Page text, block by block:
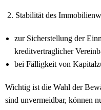
2. Stabilität des
zur Sicherstellung der
kreditvertraglicher
bei Fälligkeit von
Wichtig ist die Wahl der
sind unvermeidbar, können